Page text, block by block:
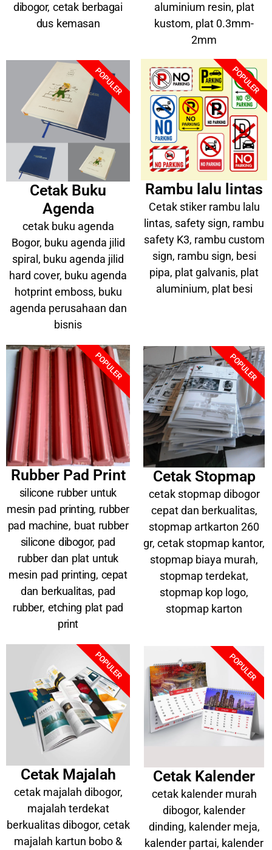
dibogor, cetak berbagai
dus kemasan
aluminium resin, plat
kustom, plat 0.3mm-
2mm
Cetak Buku
Agenda
cetak buku agenda
Bogor, buku agenda jilid
spiral, buku agenda jilid
hard cover, buku agenda
hotprint emboss, buku
agenda perusahaan dan
bisnis
POPULER
Rambu lalu lintas
Cetak stiker rambu lalu
lintas, safety sign, rambu
safety K3, rambu custom
sign, rambu sign, besi
pipa, plat galvanis, plat
aluminium, plat besi
POPULER
Rubber Pad Print
silicone rubber untuk
mesin pad printing, rubber
pad machine, buat rubber
silicone dibogor, pad
rubber dan plat untuk
mesin pad printing, cepat
dan berkualitas, pad
rubber, etching plat pad
print
POPULER
Cetak Stopmap
cetak stopmap dibogor
cepat dan berkualitas,
stopmap artkarton 260
gr, cetak stopmap kantor,
stopmap biaya murah,
stopmap terdekat,
stopmap kop logo,
stopmap karton
POPULER
Cetak Majalah
cetak majalah dibogor,
majalah terdekat
berkualitas dibogor, cetak
majalah kartun bobo &
POPULER
Cetak Kalender
cetak kalender murah
dibogor, kalender
dinding, kalender meja,
kalender partai, kalender
POPULER